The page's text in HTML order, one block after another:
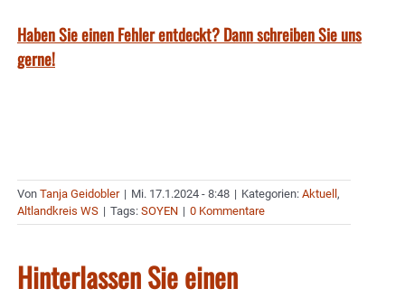
Haben Sie einen Fehler entdeckt? Dann schreiben Sie uns
gerne!
Von Tanja Geidobler | Mi. 17.1.2024 - 8:48 | Kategorien: Aktuell,
Altlandkreis WS | Tags: SOYEN | 0 Kommentare
Hinterlassen Sie einen